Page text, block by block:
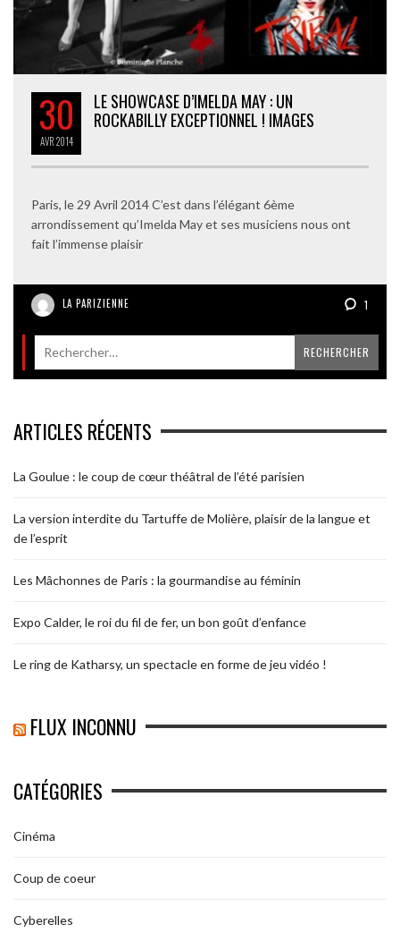
30
AVR2014
LE SHOWCASE D’IMELDA MAY : UN
ROCKABILLY EXCEPTIONNEL ! IMAGES
Paris, le 29 Avril 2014 C’est dans l’élégant 6ème
arrondissement qu’Imelda May et ses musiciens nous ont
fait l’immense plaisir
LA PARIZIENNE 1
ARTICLES RÉCENTS
La Goulue : le coup de cœur théâtral de l’été parisien
La version interdite du Tartuffe de Molière, plaisir de la langue et
de l’esprit
Les Mâchonnes de Paris : la gourmandise au féminin
Expo Calder, le roi du fil de fer, un bon goût d’enfance
Le ring de Katharsy, un spectacle en forme de jeu vidéo !
FLUX INCONNU
CATÉGORIES
Cinéma
Coup de coeur
Cyberelles